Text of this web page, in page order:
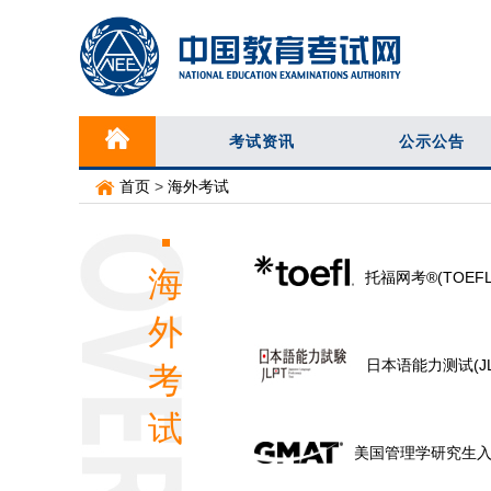
考试资讯 公示公告
首页 > 海外考试
海
外
考
试
托福网考
日本语能力测试
美国管理学研究生